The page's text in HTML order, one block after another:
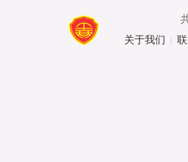
关于我们 |